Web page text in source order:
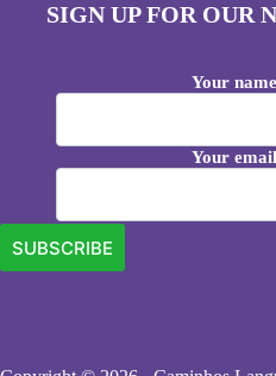
SIGN UP FOR OUR
Your name
Your email